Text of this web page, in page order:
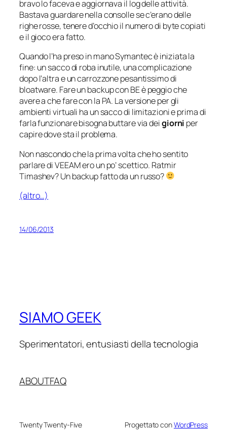
bravo lo faceva e aggiornava il log delle attività.
Bastava guardare nella consolle se c’erano delle
righe rosse, tenere d’occhio il numero di byte copiati
e il gioco era fatto.
Quando l’ha preso in mano Symantec è iniziata la
fine: un sacco di roba inutile, una complicazione
dopo l’altra e un carrozzone pesantissimo di
bloatware. Fare un backup con BE è peggio che
avere a che fare con la PA. La versione per gli
ambienti virtuali ha un sacco di limitazioni e prima di
farla funzionare bisogna buttare via deigiorni per
capire dove sta il problema.
Non nascondo che la prima volta che ho sentito
parlare di VEEAM ero un po’ scettico. Ratmir
Timashev? Un backup fatto da un russo?
(altro…)
14/06/2013
SIAMO GEEK
Sperimentatori, entusiasti della tecnologia
ABOUTFAQ
Twenty Twenty-Five Progettato conWordPress